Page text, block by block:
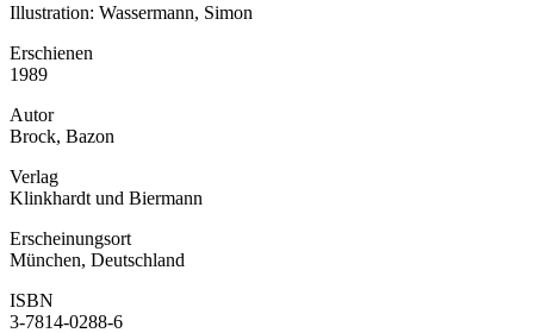
Illustration: Wassermann, Simon
Erschienen
1989
Autor
Brock, Bazon
Verlag
Klinkhardt und Biermann
Erscheinungsort
München, Deutschland
ISBN
3-7814-0288-6